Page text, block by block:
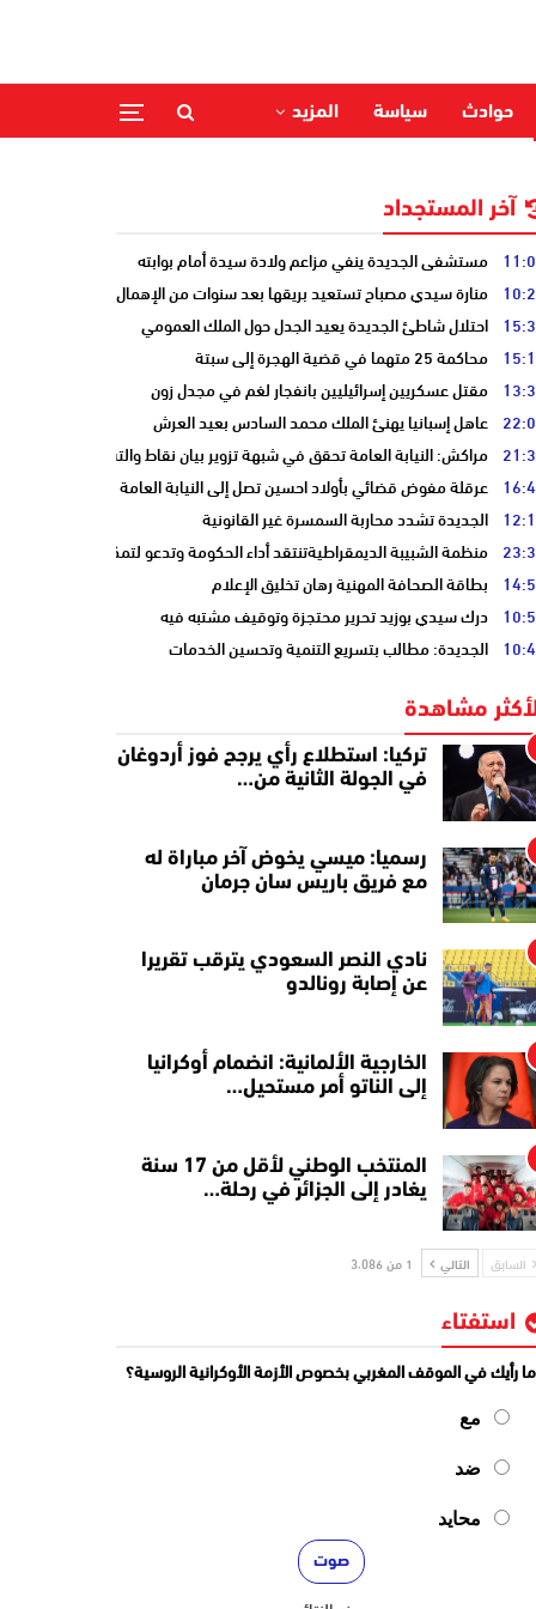
حوادث سياسة المزيد
آخر المستجداد
مستشفى الجديدة ينفي مزاعم ولادة سيدة أمام بوابته
منارة سيدي مصباح تستعيد بريقها بعد سنوات من الإهمال
احتلال شاطئ الجديدة يعيد الجدل حول الملك العمومي
محاكمة 25 متهما في قضية الهجرة إلى سبتة
مقتل عسكريين إسرائيليين بانفجار لغم في مجدل زون
عاهل إسبانيا يهنئ الملك محمد السادس بعيد العرش
مراكش: النيابة العامة تحقق في شبهة تزوير بيان نقاط والتشهير بطالب
عرقلة مفوض قضائي بأولاد احسين تصل إلى النيابة العامة
الجديدة تشدد محاربة السمسرة غير القانونية
منظمة الشبيبة الديمقراطيةتنتقد أداء الحكومة وتدعو لتمكين الشباب
بطاقة الصحافة المهنية رهان تخليق الإعلام
درك سيدي بوزيد تحرير محتجزة وتوقيف مشتبه فيه
الجديدة: مطالب بتسريع التنمية وتحسين الخدمات
مشاهدة
تركيا: استطلاع رأي يرجح فوز أردوغان
في الجولة الثانية من…
رسميا: ميسي يخوض آخر مباراة له
مع فريق باريس سان جرمان
نادي النصر السعودي يترقب تقريرا
عن إصابة رونالدو
الخارجية الألمانية: انضمام أوكرانيا
إلى الناتو أمر مستحيل…
المنتخب الوطني لأقل من 17 سنة
يغادر إلى الجزائر في رحلة…
السابق التالي 1 من 3٬086
استفتاء
ما رأيك في الموقف المغربي بخصوص الأزمة الأوكرانية الروسية؟
مع
ضد
محايد